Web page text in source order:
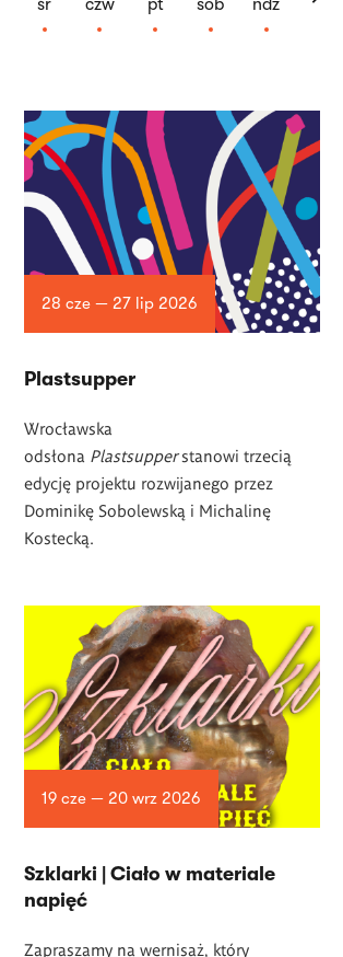
śr
czw
pt
sob
ndz
28 cze — 27 lip 2026
Plastsupper
Wrocławska
odsłona Plastsupperstanowi trzecią
edycję projektu rozwijanego przez
Dominikę Sobolewską i Michalinę
Kostecką.
19 cze — 20 wrz 2026
­Szklarki | Ciało w materiale
napięć
Zapraszamy na wernisaż, który